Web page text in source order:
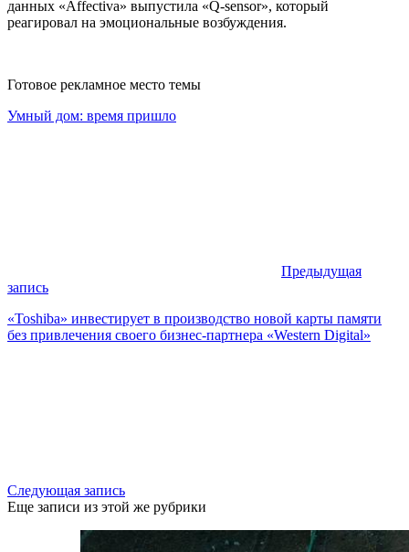
данных «Affectiva» выпустила «Q-sensor», который
реагировал на эмоциональные возбуждения.
Готовое рекламное место темы
Умный дом: время пришло
Предыдущая
запись
«Toshiba» инвестирует в производство новой карты памяти
без привлечения своего бизнес-партнера «Western Digital»
Следующая запись
Еще записи из этой же рубрики